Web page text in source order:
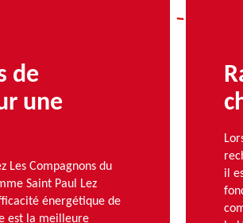
de
une
Les Compagnons du
Saint Paul Lez
énergétique de
est la meilleure
il